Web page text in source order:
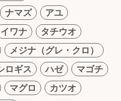
ナマズ
アユ
イワナ
タチウオ
メジナ（グレ・クロ）
ロギス ハゼ
マゴチ
マグロ
カツオ